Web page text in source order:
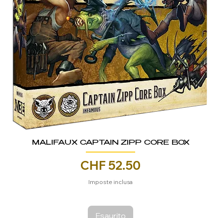
MALIFAUX CAPTAIN ZIPP CORE BOX
Prezzo
CHF 52.50
Imposte inclusa
Esaurito